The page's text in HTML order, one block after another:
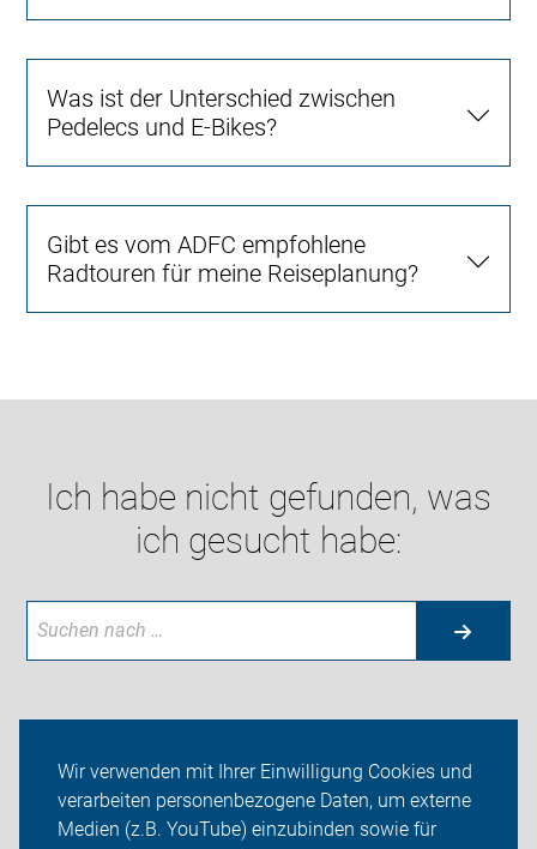
Wir verwenden mit Ihrer Einwilligung Cookies und
verarbeiten personenbezogene Daten, um externe
Medien (z.B. YouTube) einzubinden sowie für
Was ist der Unterschied zwischen
Pedelecs und E-Bikes?
Gibt es vom ADFC empfohlene
Radtouren für meine Reiseplanung?
Ich habe nicht gefunden, was
ich gesucht habe:
Themen